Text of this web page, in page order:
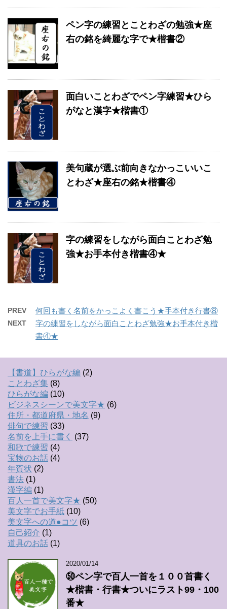
ペン字の練習とことわざの勉強★座
右の銘を綺麗な字で★楷書②
面白いことわざでペン字練習★ひら
がなと漢字★楷書①
美句蔵が選ぶ前向きなかっこいいこ
とわざ★座右の銘★楷書④
字の練習をしながら面白ことわざ勉
強★お手本付き楷書④★
PREV 何回も書く名前をかっこよく書こう★手本付き行書⑧
NEXT
字の練習をしながら面白ことわざ勉強★お手本付き楷
書④★
【書道】ひらがな編 (2)
ことわざ集 (8)
ひらがな編 (10)
ビジネスシーンで美文字★ (6)
住所・都道府県・地名 (9)
俳句で練習 (33)
名前を上手に書く
(37)
和歌で練習 (4)
宝物のお話 (4)
年賀状 (2)
書法 (1)
漢字編 (1)
百人一首で美文字★ (50)
美文字でお手紙 (10)
美文字への道●コツ (6)
自己紹介 (1)
道具のお話 (1)
2020/01/14
㊿ペン字で百人一首を１００首書く
★楷書・行書★ついにラスト99・100
番★